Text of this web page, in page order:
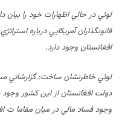
لوئي در حالي اظهارات خود را
قانونگذاران آمريكايي درباره
افغانستان وجود دارد.
لوئي خاطرنشان ساخت: گزارشاتي
دولت افغانستان از اين كشور
وجود فساد مالي در ميان مقاما ت